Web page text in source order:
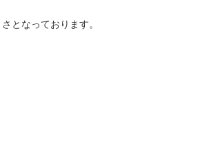
となっております。